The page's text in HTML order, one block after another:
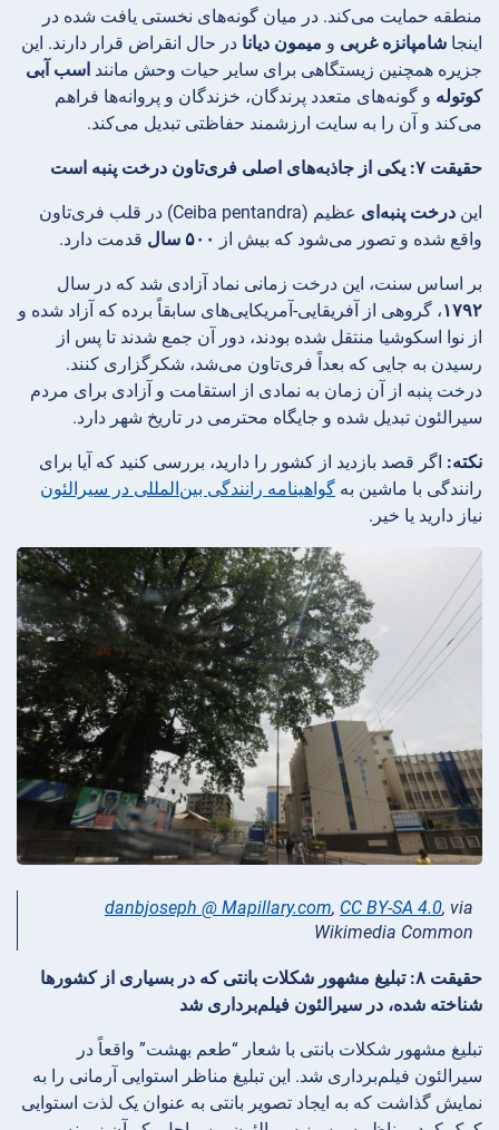
منطقه حمایت می‌کند. در میان گونه‌های نخستی یافت شده در
اینجا شامپانزه غربی و میمون دیانا در حال انقراض قرار دارند. این
جزیره همچنین زیستگاهی برای سایر حیات وحش مانند اسب آبی
کوتوله و گونه‌های متعدد پرندگان، خزندگان و پروانه‌ها فراهم
می‌کند و آن را به سایت ارزشمند حفاظتی تبدیل می‌کند.
حقیقت ۷: یکی از جاذبه‌های اصلی فری‌تاون درخت پنبه است
این درخت پنبه‌ای
عظیم (Ceiba pentandra) در قلب فری‌تاون
واقع شده و تصور می‌شود که بیش از
۵۰۰ سال قدمت دارد.
بر اساس سنت، این درخت زمانی نماد آزادی شد که در سال
۱۷۹۲، گروهی از آفریقایی-آمریکایی‌های سابقاً برده که آزاد شده و
از نوا اسکوشیا منتقل شده بودند، دور آن جمع شدند تا پس از
رسیدن به جایی که بعداً فری‌تاون می‌شد، شکرگزاری کنند.
درخت پنبه از آن زمان به نمادی از استقامت و آزادی برای مردم
سیرالئون تبدیل شده و جایگاه محترمی در تاریخ شهر دارد.
نکته: اگر قصد بازدید از کشور را دارید، بررسی کنید که آیا برای
رانندگی با ماشین به گواهینامه رانندگی بین‌المللی در سیرالئون
نیاز دارید یا خیر.
danbjoseph @ Mapillary.com, CC BY-SA 4.0, via
Wikimedia Common
حقیقت ۸: تبلیغ مشهور شکلات بانتی که در بسیاری از کشورها
شناخته شده، در سیرالئون فیلم‌برداری شد
تبلیغ مشهور شکلات بانتی با شعار “طعم بهشت” واقعاً در
سیرالئون فیلم‌برداری شد. این تبلیغ مناظر استوایی آرمانی را به
نمایش گذاشت که به ایجاد تصویر بانتی به عنوان یک لذت استوایی